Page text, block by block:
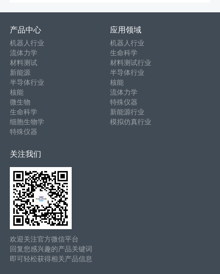
产品中心
机器人行业
流体力学
材料测试
新能源
半导体行业
核能
微生物
生命科学
细胞生物学
特殊仪器
应用领域
机器人行业
生命科学
材料测试行业
半导体行业
核能
流体力学
特殊仪器
新能源行业
模拟仿真行业
关注我们
欢迎关注官方微信平台
回复您感兴趣的产品关键词
即可轻松获得相关产品信息